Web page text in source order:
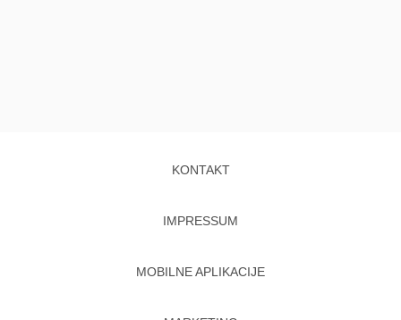
KONTAKT
IMPRESSUM
MOBILNE APLIKACIJE